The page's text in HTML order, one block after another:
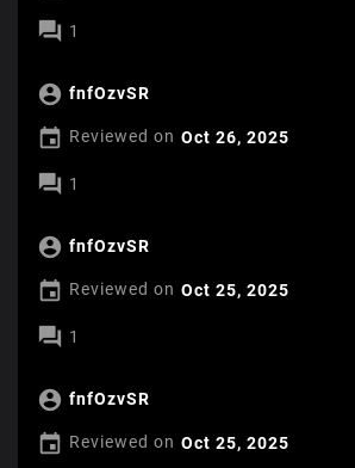
 1
 fnfOzvSR
 Reviewed on Oct 26, 2025
 1
 fnfOzvSR
 Reviewed on Oct 25, 2025
 1
 fnfOzvSR
 Reviewed on Oct 25, 2025